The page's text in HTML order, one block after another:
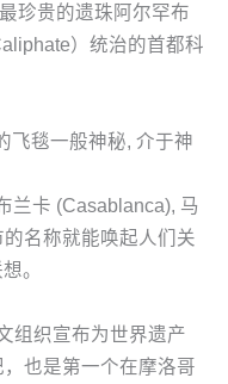
珍贵的遗珠阿尔罕布
）统治的首都科
飞毯一般神秘, 介于神
兰卡 (Casablanca), 马
名称就能唤起人们关
。
组织宣布为世界遗产
也是第一个在摩洛哥